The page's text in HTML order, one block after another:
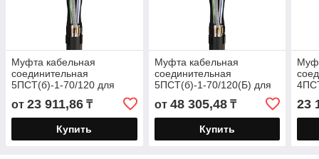
Муфта кабельная
соединительная
5ПСТ(б)-1-70/120 для
бронированных кабелей с
пластмассовой и ЭПР
изоляцией до
от 23 911,86 ₸
Купить
Муфта кабельная
соединительная
5ПСТ(б)-1-70/120(Б) для
бронированных кабелей с
пластмассовой и ЭПР
изоляцией
от 48 305,48₸
Купить
23